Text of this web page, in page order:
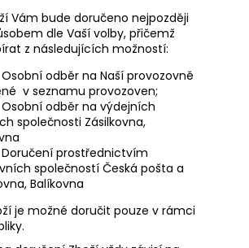
Vám bude doručeno nejpozději
dle Vaší volby, přičemž
z následujících možností:
Osobní odběr na Naší provozovně
v seznamu provozoven;
Osobní odběr na výdejních
společnosti Zásilkovna,
Doručení prostřednictvím
společností Česká pošta a
Balíkovna
je možné doručit pouze v rámci